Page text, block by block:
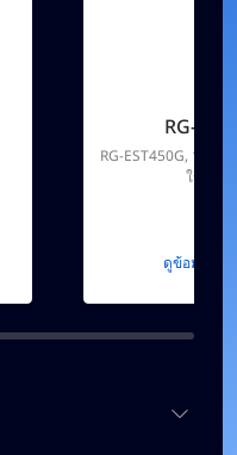
RG-
RG-EST450G, 15
ในตัว
ดูข้อมูลเพิ่ม